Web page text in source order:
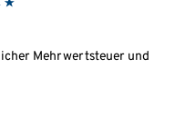
Mehrwertsteuer und